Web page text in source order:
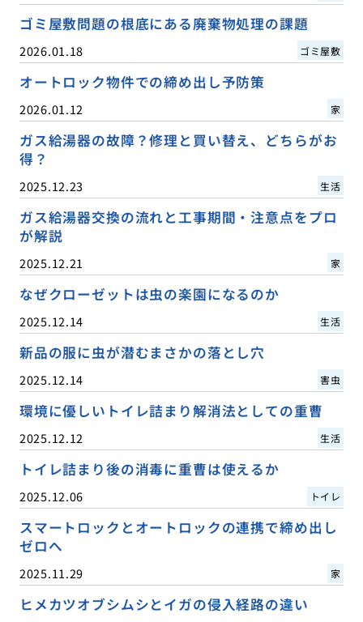
ゴミ屋敷問題の根底にある廃棄物処理の課題
2026.01.18 ゴミ屋敷
オートロック物件での締め出し予防策
2026.01.12 家
ガス給湯器の故障？修理と買い替え、どちらがお
得？
2025.12.23 生活
ガス給湯器交換の流れと工事期間・注意点をプロ
が解説
2025.12.21 家
なぜクローゼットは虫の楽園になるのか
2025.12.14 生活
新品の服に虫が潜むまさかの落とし穴
2025.12.14 害虫
環境に優しいトイレ詰まり解消法としての重曹
2025.12.12 生活
トイレ詰まり後の消毒に重曹は使えるか
2025.12.06 トイレ
スマートロックとオートロックの連携で締め出し
ゼロへ
2025.11.29 家
ヒメカツオブシムシとイガの侵入経路の違い